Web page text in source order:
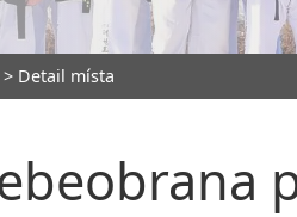
> Detail místa